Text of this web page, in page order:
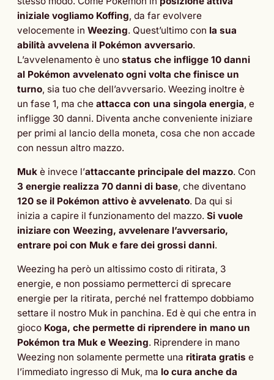
iniziale vogliamo Koffing, da far evolvere
velocemente in Weezing. Quest’ultimo con la sua
abilità avvelena il Pokémon avversario.
L’avvelenamento è uno status che infligge 10 danni
al Pokémon avvelenato ogni volta che finisce un
turno, sia tuo che dell’avversario. Weezing inoltre è
un fase 1, ma che attacca con una singola energia, e
infligge 30 danni. Diventa anche conveniente iniziare
per primi al lancio della moneta, cosa che non accade
con nessun altro mazzo.
Muk è invece l’attaccante principale del mazzo. Con
3 energie realizza 70 danni di base, che diventano
120 se il Pokémon attivo è avvelenato. Da qui si
inizia a capire il funzionamento del mazzo. Si vuole
iniziare con Weezing, avvelenare l’avversario,
entrare poi con Muk e fare dei grossi danni.
Weezing ha però un altissimo costo di ritirata, 3
energie, e non possiamo permetterci di sprecare
energie per la ritirata, perché nel frattempo dobbiamo
settare il nostro Muk in panchina. Ed è qui che entra in
gioco Koga, che permette di riprendere in mano un
Pokémon tra Muk e Weezing. Riprendere in mano
Weezing non solamente permette una ritirata gratis e
l’immediato ingresso di Muk, ma lo cura anche da